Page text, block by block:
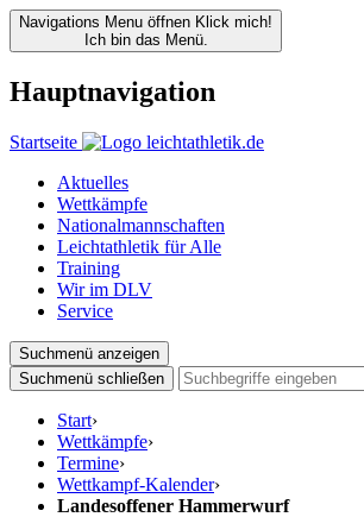
Navigations Menu öffnen Klick mich!
Ich bin das Menü.
Hauptnavigation
Startseite
Aktuelles
Wettkämpfe
Nationalmannschaften
Leichtathletik für Alle
Training
Wir im DLV
Service
Suchmenü anzeigen
Suchmenü schließen
Start›
Wettkämpfe›
Termine›
Wettkampf-Kalender›
Landesoffener Hammerwurf